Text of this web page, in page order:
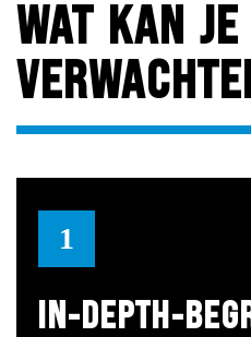
WAT KAN JE
1
IN-DEPTH-